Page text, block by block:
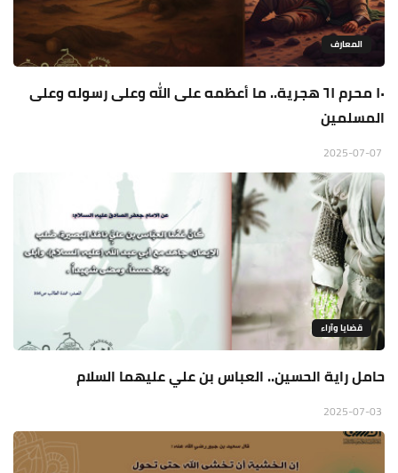
المعارف
١٠ محرم ٦١ هجرية.. ما أعظمه على الله وعلى رسوله وعلى
المسلمين
قضايا وآراء
حامل راية الحسين.. العباس بن علي عليهما السلام